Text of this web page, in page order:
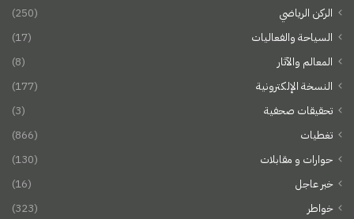
الركن الرياضي
(250)
السياحة والفعاليات
(17)
المعالم والآثار
(8)
النسخة الإلكترونية
(177)
تحقيقات صحفية
(3)
تغطيات
(866)
حوارات و مقابلات
(130)
خبر عاجل
(16)
خواطر
(323)